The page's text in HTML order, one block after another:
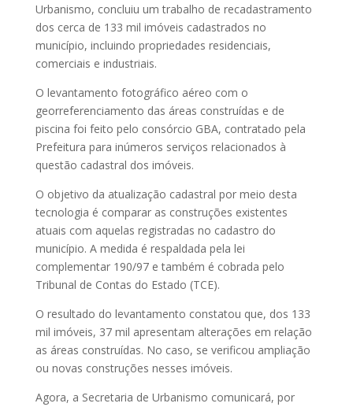
Urbanismo, concluiu um trabalho de recadastramento
dos cerca de 133 mil imóveis cadastrados no
município, incluindo propriedades residenciais,
comerciais e industriais.
O levantamento fotográfico aéreo com o
georreferenciamento das áreas construídas e de
piscina foi feito pelo consórcio GBA, contratado pela
Prefeitura para inúmeros serviços relacionados à
questão cadastral dos imóveis.
O objetivo da atualização cadastral por meio desta
tecnologia é comparar as construções existentes
atuais com aquelas registradas no cadastro do
município. A medida é respaldada pela lei
complementar 190/97 e também é cobrada pelo
Tribunal de Contas do Estado (TCE).
O resultado do levantamento constatou que, dos 133
mil imóveis, 37 mil apresentam alterações em relação
as áreas construídas. No caso, se verificou ampliação
ou novas construções nesses imóveis.
Agora, a Secretaria de Urbanismo comunicará, por